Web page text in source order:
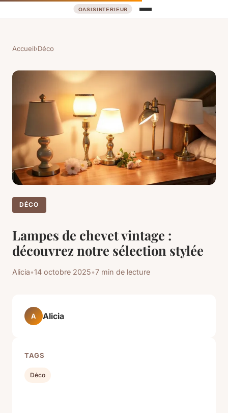
Accueil›Déco
DÉCO
Lampes de chevet vintage :
découvrez notre sélection stylée
Alicia•14 octobre 2025•7 min de lecture
A Alicia
TAGS
Déco